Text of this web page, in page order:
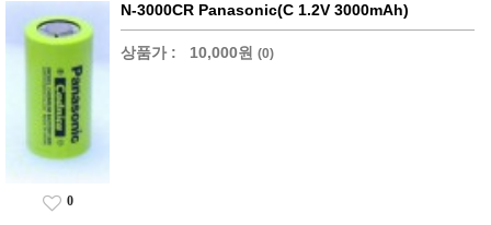
N-3000CR Panasonic(C 1.2V 3000mAh)
상품가 : 10,000원 (0)
0